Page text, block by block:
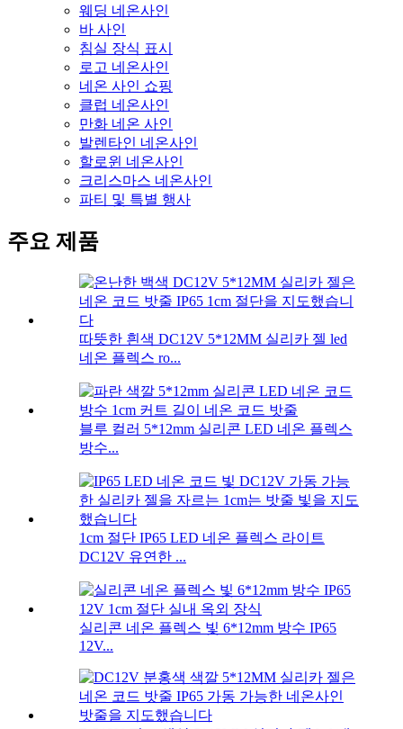
웨딩 네온사인
바 사인
침실 장식 표시
로고 네온사인
네온 사인 쇼핑
클럽 네온사인
만화 네온 사인
발렌타인 네온사인
할로윈 네온사인
크리스마스 네온사인
파티 및 특별 행사
주요 제품
따뜻한 흰색 DC12V 5*12MM 실리카 젤 led
네온 플렉스 ro...
블루 컬러 5*12mm 실리콘 LED 네온 플렉스
방수...
1cm 절단 IP65 LED 네온 플렉스 라이트
DC12V 유연한 ...
실리콘 네온 플렉스 빛 6*12mm 방수 IP65
12V...